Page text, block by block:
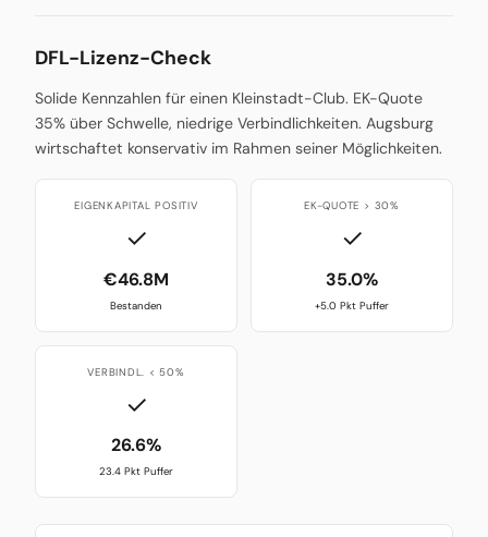
DFL-Lizenz-Check
Solide Kennzahlen für einen Kleinstadt-Club. EK-Quote
35% über Schwelle, niedrige Verbindlichkeiten. Augsburg
wirtschaftet konservativ im Rahmen seiner Möglichkeiten.
EIGENKAPITAL POSITIV
✓
€46.8M
Bestanden
EK-QUOTE > 30%
✓
35.0%
+5.0 Pkt Puffer
VERBINDL. < 50%
✓
26.6%
23.4 Pkt Puffer